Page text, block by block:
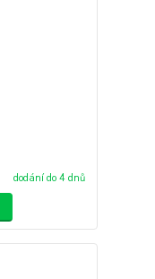
dodání do 4 dnů